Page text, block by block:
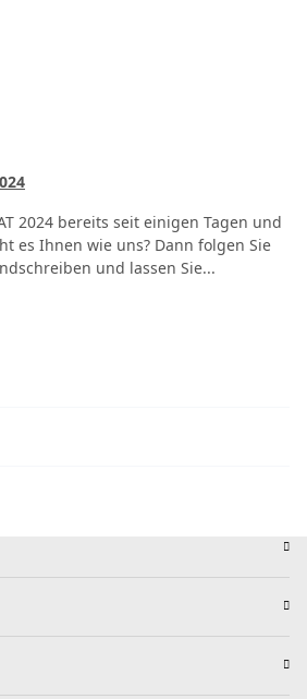
2024 bereits seit einigen Tagen und
es Ihnen wie uns? Dann folgen Sie
und lassen Sie...